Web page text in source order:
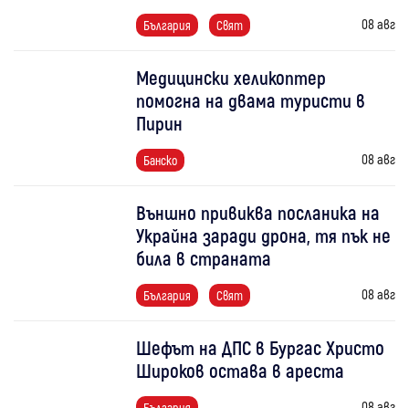
България Свят 08 авг
Медицински хеликоптер
помогна на двама туристи в
Пирин
Банско 08 авг
Външно привиква посланика на
Украйна заради дрона, тя пък не
била в страната
България Свят 08 авг
Шефът на ДПС в Бургас Христо
Широков остава в ареста